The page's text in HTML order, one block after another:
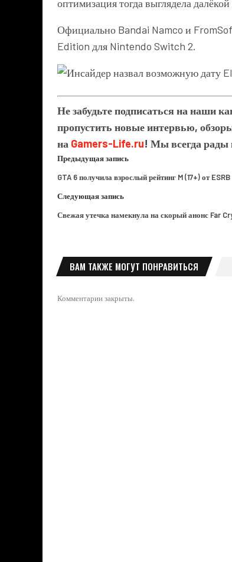
оптимизация тогда выглядела
Официально Bandai Namco и
Edition для Nintendo Switch 2.
Не забудьте подписаться на наши
пропустить новые интервью,
на Gamers-Life.ru! Мы всегда рады
Предыдущая запись
GTA 6 получила взрослый рейтинг M (17+) от ESRB
Следующая запись
Свежая утечка намекнула на скорый анонс Far
ВАМ ТАКЖЕ МОГУТ ПОНРАВИТЬСЯ
Комментарии закрыты.